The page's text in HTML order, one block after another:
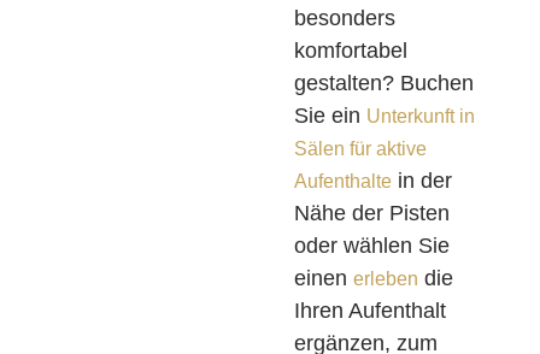
besonders
komfortabel
gestalten? Buchen
Sie ein Unterkunft in
Sälen für aktive
Aufenthalte in der
Nähe der Pisten
oder wählen Sie
einen erleben die
Ihren Aufenthalt
ergänzen, zum